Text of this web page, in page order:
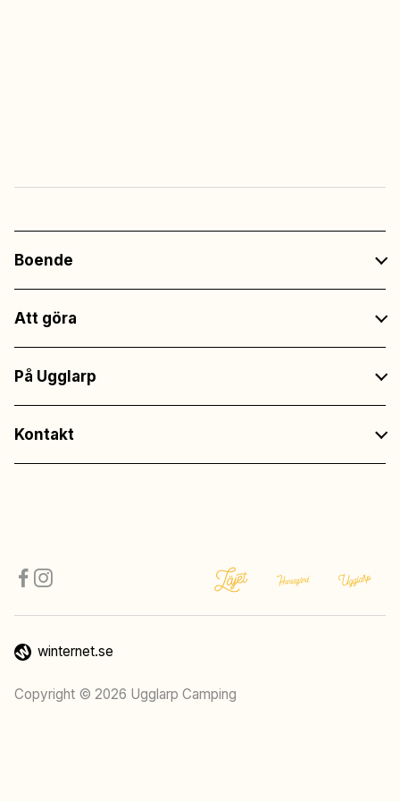
Boende
Att göra
På Ugglarp
Kontakt
Copyright © 2026 Ugglarp Camping
winternet.se